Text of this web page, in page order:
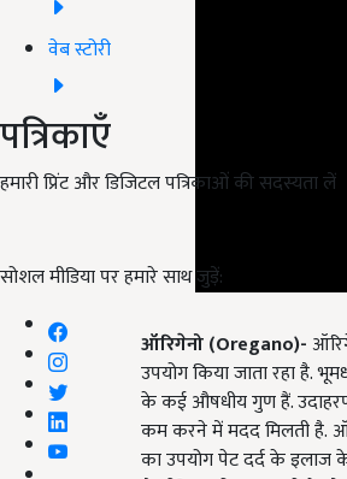
वेब स्टोरी
पत्रिकाएँ
हमारी प्रिंट और डिजिटल पत्रिकाओं की सदस्यता लें
सोशल मीडिया पर हमारे साथ जुड़ें:
उपयोग किया जाता रहा है.
के कई औषधीय गुण हैं.
कम करने में मदद मिलती है.
का उपयोग पेट दर्द के इलाज
बैक्टीरिया को कम करते हैं